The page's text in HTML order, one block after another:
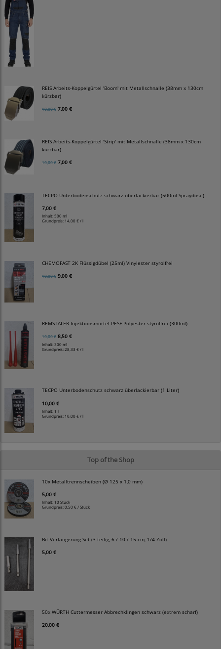
REIS Arbeits-Koppelgürtel 'Boom' mit Metallschnalle (38mm x 130cm
kürzbar)
10,00 € 7,00 €
REIS Arbeits-Koppelgürtel 'Strip' mit Metallschnalle (38mm x 130cm
kürzbar)
10,00 € 7,00 €
TECPO Unterbodenschutz schwarz überlackierbar (500ml Spraydose)
7,00 €
Inhalt: 500 ml
Grundpreis: 14,00 € / l
CHEMOFAST 2K Flüssigdübel (25ml) Vinylester styrolfrei
10,00 € 9,00 €
REMSTALER Injektionsmörtel PESF Polyester styrolfrei (300ml)
10,00 € 8,50 €
Inhalt: 300 ml
Grundpreis: 28,33 € / l
TECPO Unterbodenschutz schwarz überlackierbar (1 Liter)
10,00 €
Inhalt: 1 l
Grundpreis: 10,00 € / l
Top of the Shop
10x Metalltrennscheiben (Ø 125 x 1,0 mm)
5,00 €
Inhalt: 10 Stück
Grundpreis:0,50 € / Stück
Bit-Verlängerung Set (3-teilig, 6 / 10 / 15 cm, 1/4 Zoll)
5,00 €
50x WÜRTH Cuttermesser Abbrechklingen schwarz (extrem scharf)
20,00 €